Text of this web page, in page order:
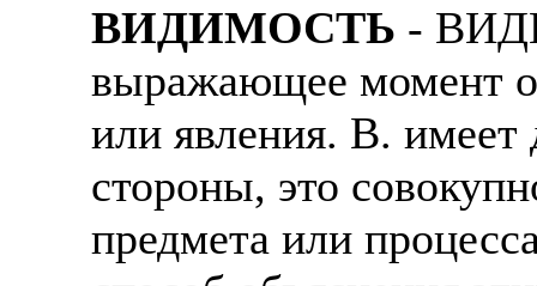
ВИДИМОСТЬ -
выражающее момент
или явления. В. имеет
стороны, это
предмета или